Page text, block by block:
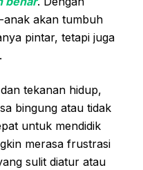
anak akan tumbuh
pintar, tetapi juga
tekanan hidup,
bingung atau tidak
untuk mendidik
merasa frustrasi
sulit diatur atau